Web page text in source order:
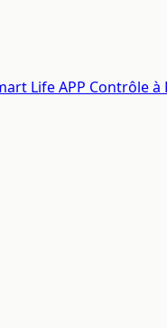
Life APP Contrôle à